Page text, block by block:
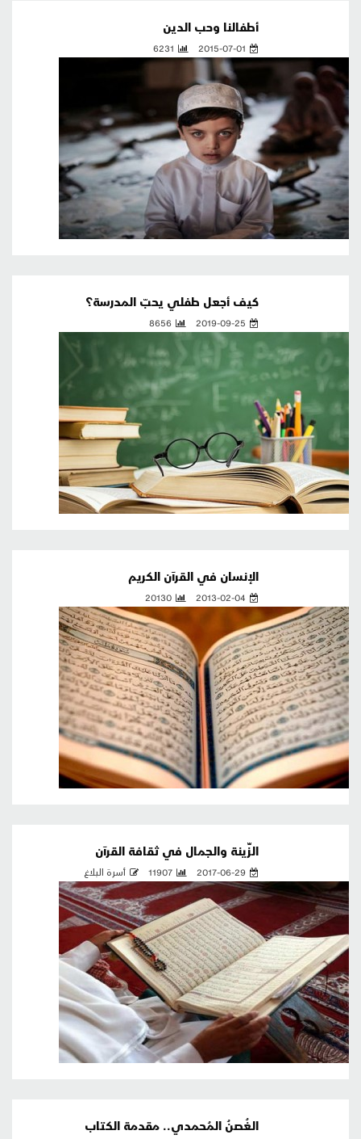
أطفالنا وحب الدين
2015-07-01
6231
كيف أجعل طفلي يحبّ المدرسة؟
2019-09-25
8656
الإنسان في القرآن الكريم
2013-02-04
20130
الزِّينة والجمال في ثقافة القرآن
2017-06-29
11907 أسرة البلاغ
الغُصنُ المُحمدي.. مقدمة الكتاب